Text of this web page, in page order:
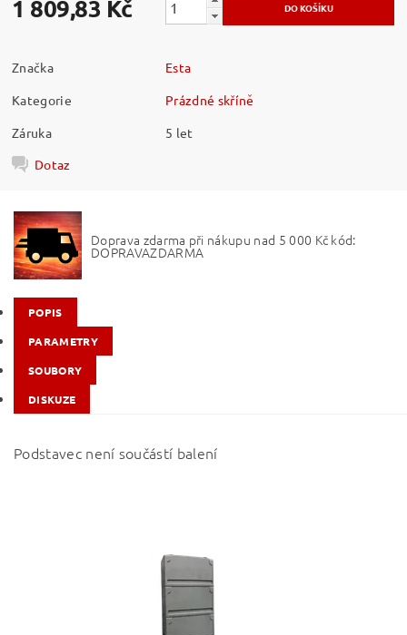
1 809,83 Kč
Značka
Esta
Kategorie
Prázdné skříně
Záruka
5 let
Dotaz
Doprava zdarma při nákupu nad 5 000 Kč kód:
DOPRAVAZDARMA
POPIS
PARAMETRY
SOUBORY
DISKUZE
Podstavec není součástí balení